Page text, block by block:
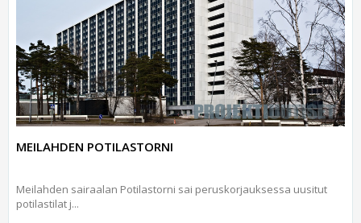
MEILAHDEN POTILASTORNI
Meilahden sairaalan Potilastorni sai peruskorjauksessa uusitut
potilastilat j...